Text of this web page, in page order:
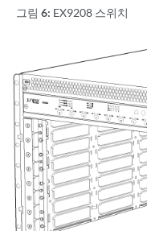
그림 6: EX9208 스위치